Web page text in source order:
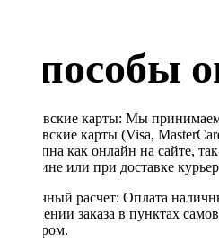
Способы
Банковские карты: Мы
банковские карты (Visa,
доступна как онлайн на сайте,
магазине или при доставке
Наличный расчет: Оплата
получении заказа в пунктах
курьером.